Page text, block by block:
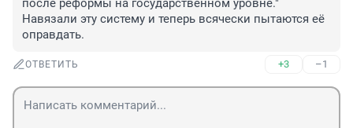
после реформы на государственном уровне."
Навязали эту систему и теперь всячески пытаются её
оправдать.
ОТВЕТИТЬ +3 –1